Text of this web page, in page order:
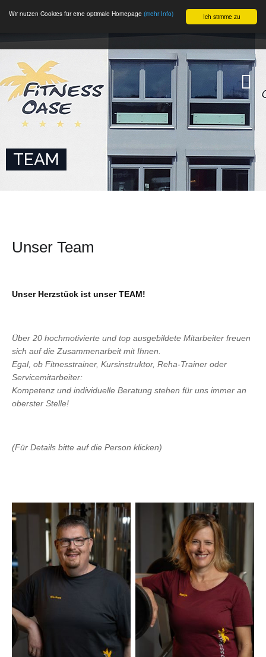
Ich stimme zu
Wir nutzen Cookies für eine optimale Homepage (mehr Info)
TEAM
Unser Team
Unser Herzstück ist unser TEAM!
Über 20 hochmotivierte und top ausgebildete Mitarbeiter freuen
sich auf die Zusammenarbeit mit Ihnen.
Egal, ob Fitnesstrainer, Kursinstruktor, Reha-Trainer oder
Servicemitarbeiter:
Kompetenz und individuelle Beratung stehen für uns immer an
oberster Stelle!
(Für Details bitte auf die Person klicken)